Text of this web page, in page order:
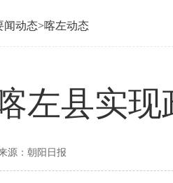
闻动态>喀左动态
左县实
源：朝阳日报